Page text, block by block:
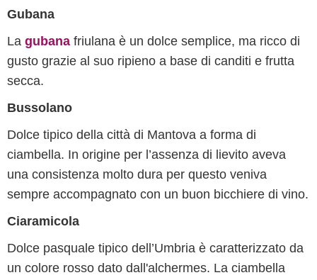
Gubana
La gubana friulana è un dolce semplice, ma ricco di
gusto grazie al suo ripieno a base di canditi e frutta
secca.
Bussolano
Dolce tipico della città di Mantova a forma di
ciambella. In origine per l’assenza di lievito aveva
una consistenza molto dura per questo veniva
sempre accompagnato con un buon bicchiere di vino.
Ciaramicola
Dolce pasquale tipico dell’Umbria è caratterizzato da
un colore rosso dato dall'alchermes. La ciambella